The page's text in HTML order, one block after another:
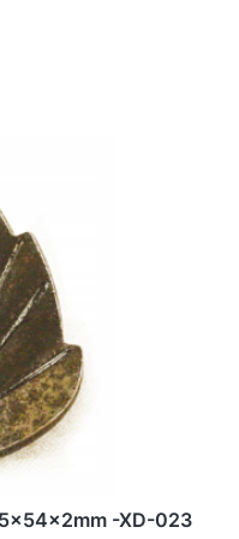
-XD-023